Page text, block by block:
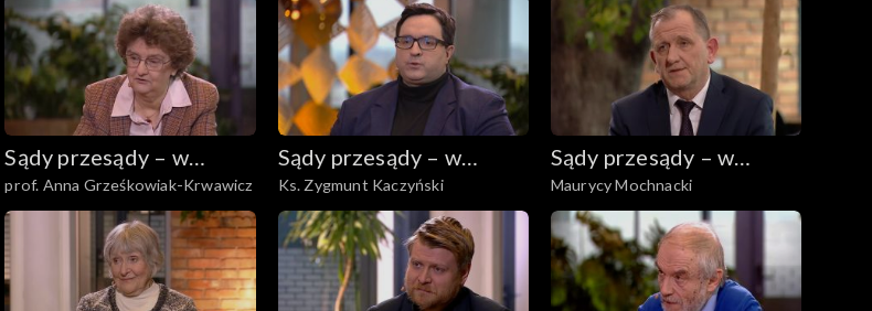
Sądy przesądy – w
powiększeniu
prof. Anna Grześkowiak-Krwawicz
Sądy przesądy – w
powiększeniu
Ks. Zygmunt Kaczyński
Sądy przesądy – w
powiększeniu
Maurycy Mochnacki